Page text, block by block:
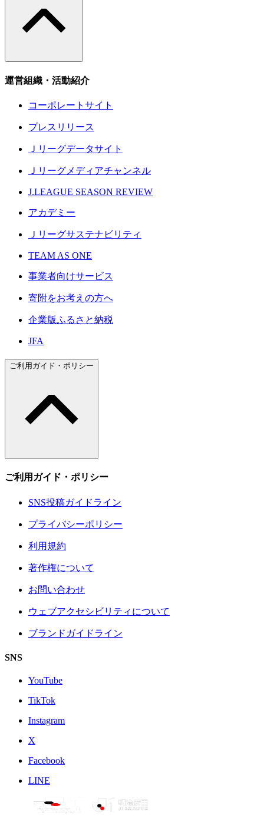
運営組織・活動紹介
コーポレートサイト
プレスリリース
Ｊリーグデータサイト
Ｊリーグメディアチャンネル
J.LEAGUE SEASON REVIEW
アカデミー
Ｊリーグサステナビリティ
TEAM AS ONE
事業者向けサービス
寄附をお考えの方へ
企業版ふるさと納税
JFA
ご利用ガイド・ポリシー
ご利用ガイド・ポリシー
SNS投稿ガイドライン
プライバシーポリシー
利用規約
著作権について
お問い合わせ
ウェブアクセシビリティについて
ブランドガイドライン
SNS
YouTube
TikTok
Instagram
X
Facebook
LINE